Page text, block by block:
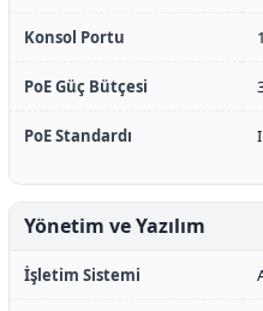
Konsol Portu
PoE Güç Bütçesi
PoE Standardı
Yönetim ve Yazılım
İşletim Sistemi